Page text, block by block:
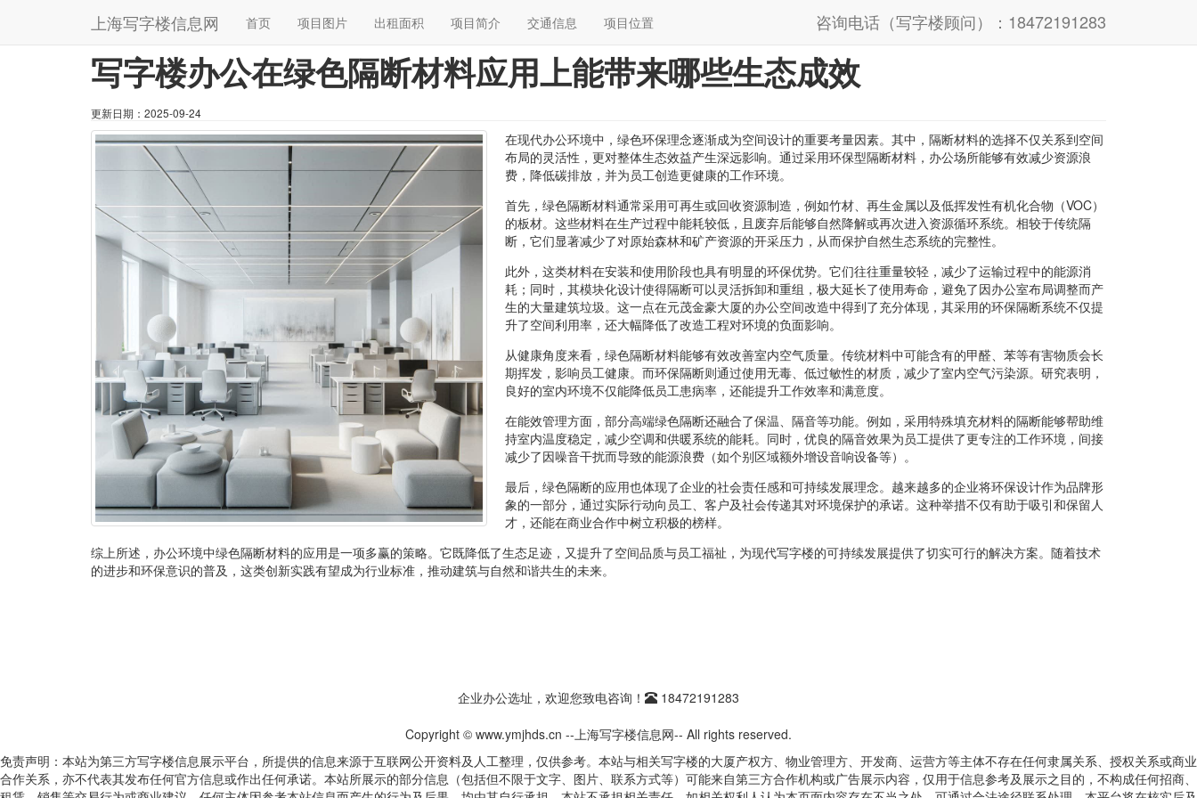
上海写字楼信息网 首页 项目图片 出租面积 项目简介 交通信息 项目位置 咨询电话（写字楼顾问）：18472191283
写字楼办公在绿色隔断材料应用上能带来哪些生态成效
更新日期： 2025-09-24
在现代办公环境中，绿色环保理念逐渐成为空间设计的重要考量因素。其中，隔断材料的选择不仅关系到空间
布局的灵活性，更对整体生态效益产生深远影响。通过采用环保型隔断材料，办公场所能够有效减少资源浪
费，降低碳排放，并为员工创造更健康的工作环境。
首先，绿色隔断材料通常采用可再生或回收资源制造，例如竹材、再生金属以及低挥发性有机化合物（VOC）
的板材。这些材料在生产过程中能耗较低，且废弃后能够自然降解或再次进入资源循环系统。相较于传统隔
断，它们显著减少了对原始森林和矿产资源的开采压力，从而保护自然生态系统的完整性。
此外，这类材料在安装和使用阶段也具有明显的环保优势。它们往往重量较轻，减少了运输过程中的能源消
耗；同时，其模块化设计使得隔断可以灵活拆卸和重组，极大延长了使用寿命，避免了因办公室布局调整而产
生的大量建筑垃圾。这一点在元茂金豪大厦的办公空间改造中得到了充分体现，其采用的环保隔断系统不仅提
升了空间利用率，还大幅降低了改造工程对环境的负面影响。
从健康角度来看，绿色隔断材料能够有效改善室内空气质量。传统材料中可能含有的甲醛、苯等有害物质会长
期挥发，影响员工健康。而环保隔断则通过使用无毒、低过敏性的材质，减少了室内空气污染源。研究表明，
良好的室内环境不仅能降低员工患病率，还能提升工作效率和满意度。
在能效管理方面，部分高端绿色隔断还融合了保温、隔音等功能。例如，采用特殊填充材料的隔断能够帮助维
持室内温度稳定，减少空调和供暖系统的能耗。同时，优良的隔音效果为员工提供了更专注的工作环境，间接
减少了因噪音干扰而导致的能源浪费（如个别区域额外增设音响设备等）。
最后，绿色隔断的应用也体现了企业的社会责任感和可持续发展理念。越来越多的企业将环保设计作为品牌形
象的一部分，通过实际行动向员工、客户及社会传递其对环境保护的承诺。这种举措不仅有助于吸引和保留人
才，还能在商业合作中树立积极的榜样。
综上所述，办公环境中绿色隔断材料的应用是一项多赢的策略。它既降低了生态足迹，又提升了空间品质与员工福祉，为现代写字楼的可持续发展提供了切实可行的解决方案。随着技术
的进步和环保意识的普及，这类创新实践有望成为行业标准，推动建筑与自然和谐共生的未来。
企业办公选址，欢迎您致电咨询！ 18472191283
Copyright © www.ymjhds.cn --上海写字楼信息网-- All rights reserved.
免责声明：本站为第三方写字楼信息展示平台，所提供的信息来源于互联网公开资料及人工整理，仅供参考。本站与相关写字楼的大厦产权方、物业管理方、开发商、运营方等主体不存在任何隶属关系、授权关系或商业
合作关系，亦不代表其发布任何官方信息或作出任何承诺。本站所展示的部分信息（包括但不限于文字、图片、联系方式等）可能来自第三方合作机构或广告展示内容，仅用于信息参考及展示之目的，不构成任何招商、